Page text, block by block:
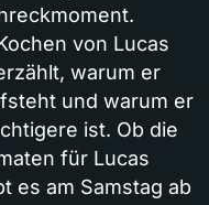
von Lucas
warum er
und warum er
ist. Ob die
für Lucas
es am Samstag ab